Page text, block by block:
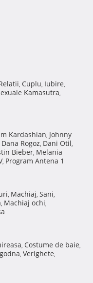
, Cuplu, Iubire,
Kamasutra,
Kardashian, Johnny
Dana Rogoz, Dani Otil,
Bieber, Melania
, Program Antena 1
, Machiaj, Sani,
, Machiaj ochi,
, Costume de baie,
, Verighete,